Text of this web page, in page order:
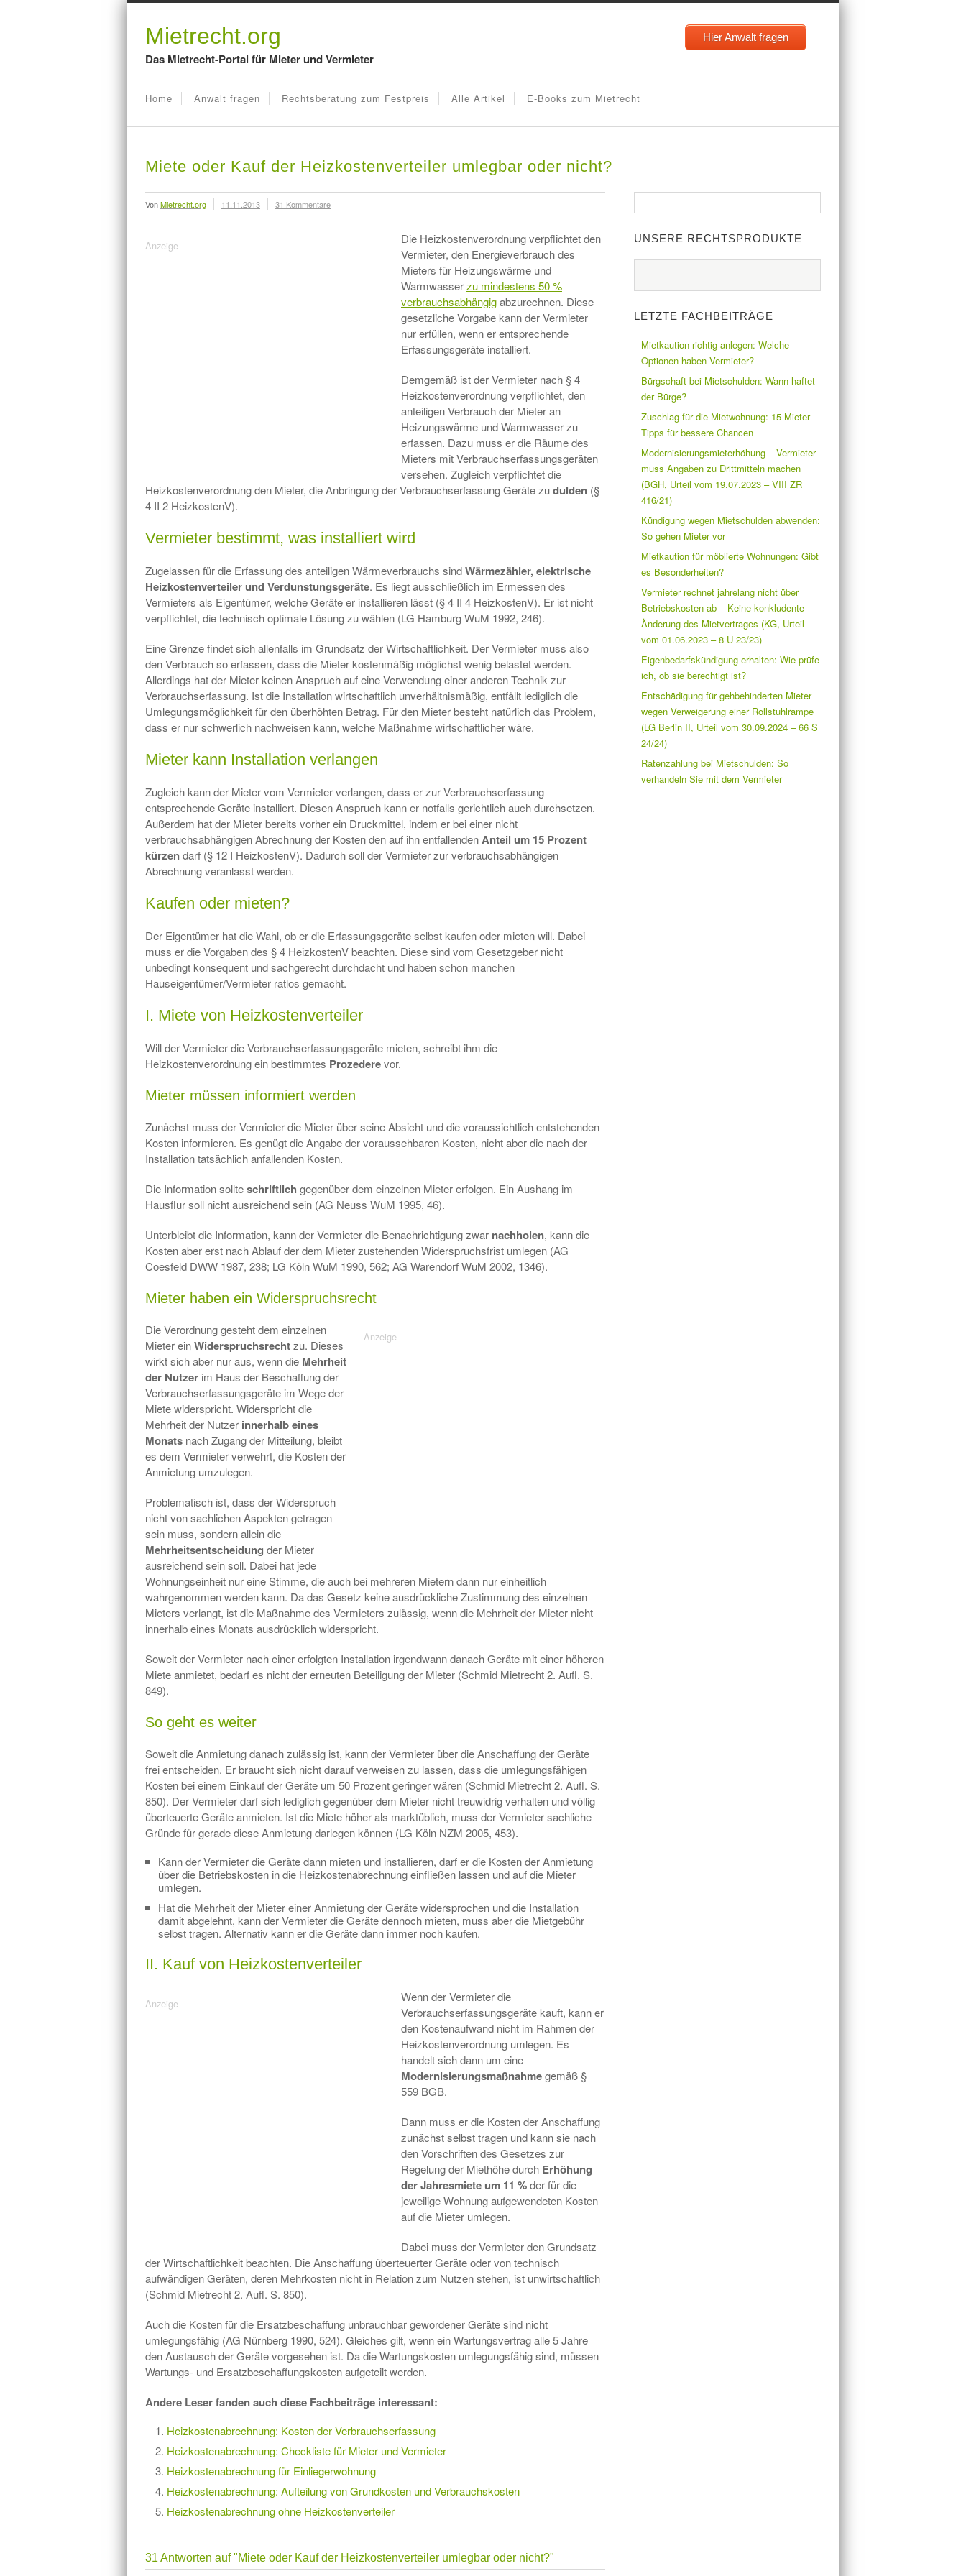
Mietrecht.org
Das Mietrecht-Portal für Mieter und Vermieter
Hier Anwalt fragen
Home Anwalt fragen Rechtsberatung zum Festpreis Alle Artikel E-Books zum Mietrecht
Miete oder Kauf der Heizkostenverteiler umlegbar oder nicht?
VonMietrecht.org 11.11.2013 31 Kommentare
Die Heizkostenverordnung verpflichtet den
Vermieter, den Energieverbrauch des
Mieters für Heizungswärme und
Warmwasserzu mindestens 50 %
verbrauchsabhängigabzurechnen. Diese
gesetzliche Vorgabe kann der Vermieter
nur erfüllen, wenn er entsprechende
Erfassungsgeräte installiert.
Demgemäß ist der Vermieter nach § 4
Heizkostenverordnung verpflichtet, den
anteiligen Verbrauch der Mieter an
Heizungswärme und Warmwasser zu
erfassen. Dazu muss er die Räume des
Mieters mit Verbrauchserfassungsgeräten
versehen. Zugleich verpflichtet die
Heizkostenverordnung den Mieter, die Anbringung der Verbrauchserfassung Geräte zudulden (§
4 II 2 HeizkostenV).
Vermieter bestimmt, was installiert wird
Zugelassen für die Erfassung des anteiligen Wärmeverbrauchs sindWärmezähler, elektrische
Heizkostenverteiler und Verdunstungsgeräte. Es liegt ausschließlich im Ermessen des
Vermieters als Eigentümer, welche Geräte er installieren lässt (§ 4 II 4 HeizkostenV). Er ist nicht
verpflichtet, die technisch optimale Lösung zu wählen (LG Hamburg WuM 1992, 246).
Eine Grenze findet sich allenfalls im Grundsatz der Wirtschaftlichkeit. Der Vermieter muss also
den Verbrauch so erfassen, dass die Mieter kostenmäßig möglichst wenig belastet werden.
Allerdings hat der Mieter keinen Anspruch auf eine Verwendung einer anderen Technik zur
Verbrauchserfassung. Ist die Installation wirtschaftlich unverhältnismäßig, entfällt lediglich die
Umlegungsmöglichkeit für den überhöhten Betrag. Für den Mieter besteht natürlich das Problem,
dass er nur schwerlich nachweisen kann, welche Maßnahme wirtschaftlicher wäre.
Mieter kann Installation verlangen
Zugleich kann der Mieter vom Vermieter verlangen, dass er zur Verbrauchserfassung
entsprechende Geräte installiert. Diesen Anspruch kann er notfalls gerichtlich auch durchsetzen.
Außerdem hat der Mieter bereits vorher ein Druckmittel, indem er bei einer nicht
verbrauchsabhängigen Abrechnung der Kosten den auf ihn entfallendenAnteil um 15 Prozent
kürzendarf (§ 12 I HeizkostenV). Dadurch soll der Vermieter zur verbrauchsabhängigen
Abrechnung veranlasst werden.
Kaufen oder mieten?
Der Eigentümer hat die Wahl, ob er die Erfassungsgeräte selbst kaufen oder mieten will. Dabei
muss er die Vorgaben des § 4 HeizkostenV beachten. Diese sind vom Gesetzgeber nicht
unbedingt konsequent und sachgerecht durchdacht und haben schon manchen
Hauseigentümer/Vermieter ratlos gemacht.
I. Miete von Heizkostenverteiler
Will der Vermieter die Verbrauchserfassungsgeräte mieten, schreibt ihm die
Heizkostenverordnung ein bestimmtes Prozederevor.
Mieter müssen informiert werden
Zunächst muss der Vermieter die Mieter über seine Absicht und die voraussichtlich entstehenden
Kosten informieren. Es genügt die Angabe der voraussehbaren Kosten, nicht aber die nach der
Installation tatsächlich anfallenden Kosten.
Die Information sollteschriftlich gegenüber dem einzelnen Mieter erfolgen. Ein Aushang im
Hausflur soll nicht ausreichend sein (AG Neuss WuM 1995, 46).
Unterbleibt die Information, kann der Vermieter die Benachrichtigung zwar nachholen, kann die
Kosten aber erst nach Ablauf der dem Mieter zustehenden Widerspruchsfrist umlegen (AG
Coesfeld DWW 1987, 238; LG Köln WuM 1990, 562; AG Warendorf WuM 2002, 1346).
Mieter haben ein Widerspruchsrecht
Die Verordnung gesteht dem einzelnen
Mieter einWiderspruchsrechtzu. Dieses
wirkt sich aber nur aus, wenn die Mehrheit
der Nutzer im Haus der Beschaffung der
Verbrauchserfassungsgeräte im Wege der
Miete widerspricht. Widerspricht die
Mehrheit der Nutzer innerhalb eines
Monats nach Zugang der Mitteilung, bleibt
es dem Vermieter verwehrt, die Kosten der
Anmietung umzulegen.
Problematisch ist, dass der Widerspruch
nicht von sachlichen Aspekten getragen
sein muss, sondern allein die
Mehrheitsentscheidung der Mieter
ausreichend sein soll. Dabei hat jede
Wohnungseinheit nur eine Stimme, die auch bei mehreren Mietern dann nur einheitlich
wahrgenommen werden kann. Da das Gesetz keine ausdrückliche Zustimmung des einzelnen
Mieters verlangt, ist die Maßnahme des Vermieters zulässig, wenn die Mehrheit der Mieter nicht
innerhalb eines Monats ausdrücklich widerspricht.
Soweit der Vermieter nach einer erfolgten Installation irgendwann danach Geräte mit einer höheren
Miete anmietet, bedarf es nicht der erneuten Beteiligung der Mieter (Schmid Mietrecht 2. Aufl. S.
849).
So geht es weiter
Soweit die Anmietung danach zulässig ist, kann der Vermieter über die Anschaffung der Geräte
frei entscheiden. Er braucht sich nicht darauf verweisen zu lassen, dass die umlegungsfähigen
Kosten bei einem Einkauf der Geräte um 50 Prozent geringer wären (Schmid Mietrecht 2. Aufl. S.
850). Der Vermieter darf sich lediglich gegenüber dem Mieter nicht treuwidrig verhalten und völlig
überteuerte Geräte anmieten. Ist die Miete höher als marktüblich, muss der Vermieter sachliche
Gründe für gerade diese Anmietung darlegen können (LG Köln NZM 2005, 453).
Kann der Vermieter die Geräte dann mieten und installieren, darf er die Kosten der Anmietung
über die Betriebskosten in die Heizkostenabrechnung einfließen lassen und auf die Mieter
umlegen.
Hat die Mehrheit der Mieter einer Anmietung der Geräte widersprochen und die Installation
damit abgelehnt, kann der Vermieter die Geräte dennoch mieten, muss aber die Mietgebühr
selbst tragen. Alternativ kann er die Geräte dann immer noch kaufen.
II. Kauf von Heizkostenverteiler
Wenn der Vermieter die
Verbrauchserfassungsgeräte kauft, kann er
den Kostenaufwand nicht im Rahmen der
Heizkostenverordnung umlegen. Es
handelt sich dann um eine
Modernisierungsmaßnahmegemäß §
559 BGB.
Dann muss er die Kosten der Anschaffung
zunächst selbst tragen und kann sie nach
den Vorschriften des Gesetzes zur
Regelung der Miethöhe durch Erhöhung
der Jahresmiete um 11 %der für die
jeweilige Wohnung aufgewendeten Kosten
auf die Mieter umlegen.
Dabei muss der Vermieter den Grundsatz
der Wirtschaftlichkeit beachten. Die Anschaffung überteuerter Geräte oder von technisch
aufwändigen Geräten, deren Mehrkosten nicht in Relation zum Nutzen stehen, ist unwirtschaftlich
(Schmid Mietrecht 2. Aufl. S. 850).
Auch die Kosten für die Ersatzbeschaffung unbrauchbar gewordener Geräte sind nicht
umlegungsfähig (AG Nürnberg 1990, 524). Gleiches gilt, wenn ein Wartungsvertrag alle 5 Jahre
den Austausch der Geräte vorgesehen ist. Da die Wartungskosten umlegungsfähig sind, müssen
Wartungs- und Ersatzbeschaffungskosten aufgeteilt werden.
Andere Leser fanden auch diese Fachbeiträge interessant:
Heizkostenabrechnung: Kosten der Verbrauchserfassung
Heizkostenabrechnung: Checkliste für Mieter und Vermieter
Heizkostenabrechnung für Einliegerwohnung
Heizkostenabrechnung: Aufteilung von Grundkosten und Verbrauchskosten
Heizkostenabrechnung ohne Heizkostenverteiler
31 Antworten auf"Miete oder Kauf der Heizkostenverteiler umlegbar oder nicht?"
UNSERE RECHTSPRODUKTE
LETZTE FACHBEITRÄGE
Mietkaution richtig anlegen: Welche
Optionen haben Vermieter?
Bürgschaft bei Mietschulden: Wann haftet
der Bürge?
Zuschlag für die Mietwohnung: 15 Mieter-
Tipps für bessere Chancen
Modernisierungsmieterhöhung – Vermieter
muss Angaben zu Drittmitteln machen
(BGH, Urteil vom 19.07.2023 – VIII ZR
416/21)
Kündigung wegen Mietschulden abwenden:
So gehen Mieter vor
Mietkaution für möblierte Wohnungen: Gibt
es Besonderheiten?
Vermieter rechnet jahrelang nicht über
Betriebskosten ab – Keine konkludente
Änderung des Mietvertrages (KG, Urteil
vom 01.06.2023 – 8 U 23/23)
Eigenbedarfskündigung erhalten: Wie prüfe
ich, ob sie berechtigt ist?
Entschädigung für gehbehinderten Mieter
wegen Verweigerung einer Rollstuhlrampe
(LG Berlin II, Urteil vom 30.09.2024 – 66 S
24/24)
Ratenzahlung bei Mietschulden: So
verhandeln Sie mit dem Vermieter